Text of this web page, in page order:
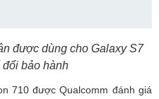
được dùng cho Galaxy S7
bảo hành
710 được Qualcomm đánh giá